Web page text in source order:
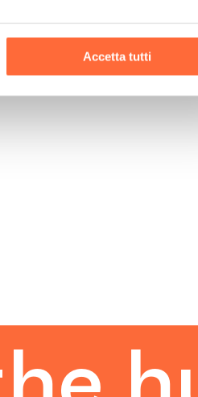
Accetta tutti
è a un clic di distanza!